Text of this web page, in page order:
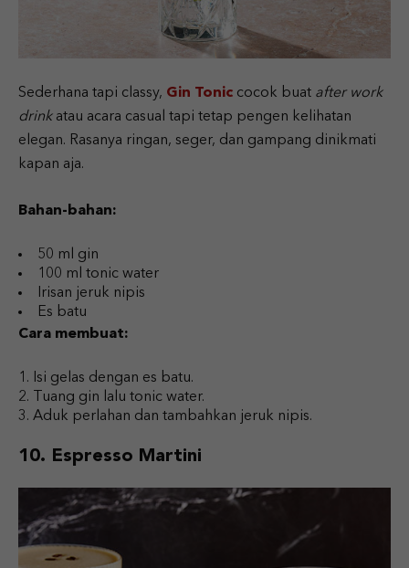
Sederhana tapi classy, Gin Tonic cocok buat after work
drink atau acara casual tapi tetap pengen kelihatan
elegan. Rasanya ringan, seger, dan gampang dinikmati
kapan aja.
Bahan-bahan:
50 ml gin
100 ml tonic water
Irisan jeruk nipis
Es batu
Cara membuat:
Isi gelas dengan es batu.
Tuang gin lalu tonic water.
Aduk perlahan dan tambahkan jeruk nipis.
10. Espresso Martini